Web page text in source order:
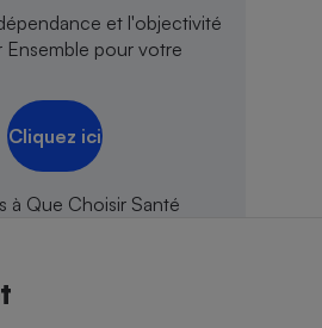
et l'objectivité
Ensemble pour votre
Cliquez ici